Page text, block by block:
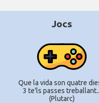
Jocs
Que la vida son quatre
3 te'ls passes
(Plutarc)